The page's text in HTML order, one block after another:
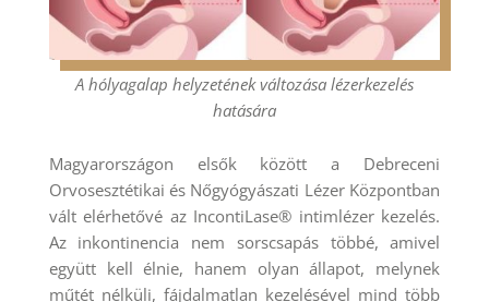
A hólyagalap helyzetének változása lézerkezelés
hatására
Magyarországon elsők között a Debreceni
Orvosesztétikai és Nőgyógyászati Lézer Központban
vált elérhetővé az IncontiLase® intimlézer kezelés.
Az inkontinencia nem sorscsapás többé, amivel
együtt kell élnie, hanem olyan állapot, melynek
műtét nélküli, fájdalmatlan kezelésével mind több